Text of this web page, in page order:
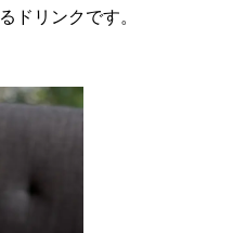
ドリンクです。